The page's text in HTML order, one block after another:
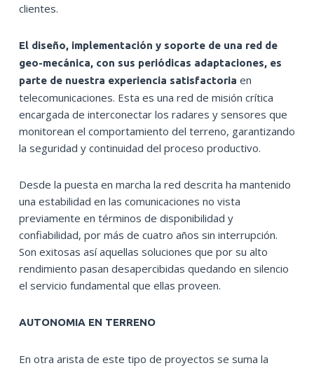
clientes.
El diseño, implementación y soporte de una red de
geo-mecánica, con sus periódicas adaptaciones, es
parte de nuestra experiencia satisfactoria en
telecomunicaciones. Esta es una red de misión crítica
encargada de interconectar los radares y sensores que
monitorean el comportamiento del terreno, garantizando
la seguridad y continuidad del proceso productivo.
Desde la puesta en marcha la red descrita ha mantenido
una estabilidad en las comunicaciones no vista
previamente en términos de disponibilidad y
confiabilidad, por más de cuatro años sin interrupción.
Son exitosas así aquellas soluciones que por su alto
rendimiento pasan desapercibidas quedando en silencio
el servicio fundamental que ellas proveen.
AUTONOMIA EN TERRENO
En otra arista de este tipo de proyectos se suma la